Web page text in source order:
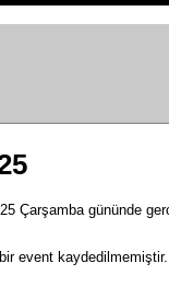
Çarşamba gününde
event kaydedilmemiştir.